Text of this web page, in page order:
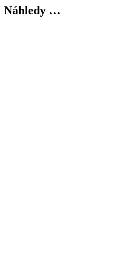
Náhledy …